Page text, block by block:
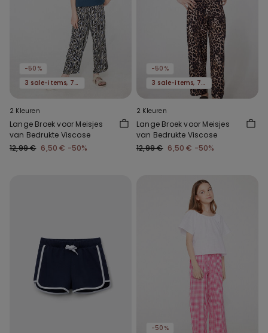
-50%
3 sale-items, 70% korting
2 Kleuren
Lange Broek voor Meisjes
van Bedrukte Viscose
12,99 € 6,50 € -50%
-50%
3 sale-items, 70% korting
2 Kleuren
Lange Broek voor Meisjes
van Bedrukte Viscose
12,99 € 6,50 € -50%
-50%